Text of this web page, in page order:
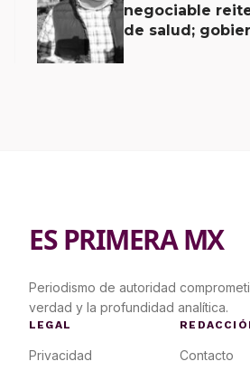
negociable
de salud;
ES PRIMERA MX
Periodismo de autoridad
verdad y la profundidad analítica.
LEGAL
Privacidad Contacto